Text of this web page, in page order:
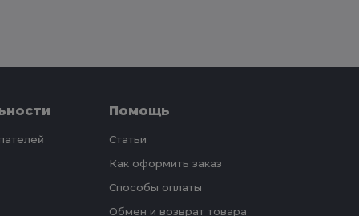
Помощь
Статьи
Как оформить заказ
Способы оплаты
Обмен и возврат товара